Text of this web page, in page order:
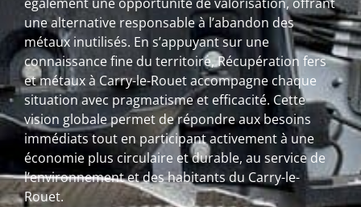
également une opportunité de valorisation, offrant
une alternative responsable à l’abandon des
métaux inutilisés. En s’appuyant sur une
connaissance fine du territoire, Récupération fers
et métaux à Carry-le-Rouet accompagne chaque
situation avec pragmatisme et efficacité. Cette
vision globale permet de répondre aux besoins
immédiats tout en participant activement à une
économie plus circulaire et durable, au service de
l’environnement et des habitants du Carry-le-
Rouet.